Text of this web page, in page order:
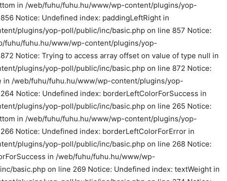
in /web/fuhu/fuhu.hu/www/wp-content/plugins/yop-
Notice: Undefined index: paddingLeftRight in
plugins/yop-poll/public/inc/basic.php on line 857 Notice:
fuhu/fuhu.hu/www/wp-content/plugins/yop-
Notice: Trying to access array offset on value of type null in
plugins/yop-poll/public/inc/basic.php on line 872 Notice:
in /web/fuhu/fuhu.hu/www/wp-content/plugins/yop-
Notice: Undefined index: borderLeftColorForSuccess in
plugins/yop-poll/public/inc/basic.php on line 265 Notice:
in /web/fuhu/fuhu.hu/www/wp-content/plugins/yop-
Notice: Undefined index: borderLeftColorForError in
plugins/yop-poll/public/inc/basic.php on line 268 Notice:
in /web/fuhu/fuhu.hu/www/wp-
basic.php on line 269 Notice: Undefined index: textWeight in